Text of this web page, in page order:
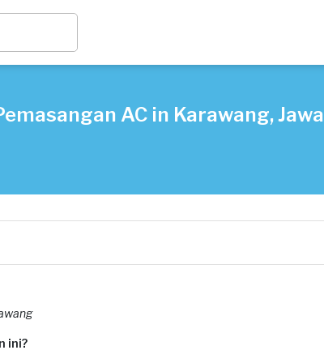
AC in Karawang, Jawa
ini?